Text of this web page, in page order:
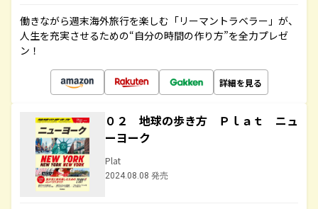
働きながら週末海外旅行を楽しむ「リーマントラベラー」が、
人生を充実させるための“自分の時間の作り方”を全力プレゼ
ン！
詳細を見る
０２ 地球の歩き方 Ｐｌａｔ ニュ
ーヨーク
Plat
2024.08.08 発売